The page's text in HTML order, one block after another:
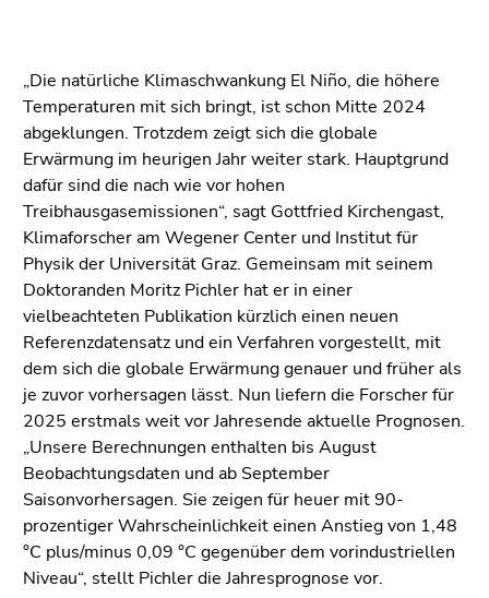
„Die natürliche Klimaschwankung El Niño, die höhere
Temperaturen mit sich bringt, ist schon Mitte 2024
abgeklungen. Trotzdem zeigt sich die globale
Erwärmung im heurigen Jahr weiter stark. Hauptgrund
dafür sind die nach wie vor hohen
Treibhausgasemissionen“, sagt Gottfried Kirchengast,
Klimaforscher am Wegener Center und Institut für
Physik der Universität Graz. Gemeinsam mit seinem
Doktoranden Moritz Pichler hat er in einer
vielbeachteten Publikation kürzlich einen neuen
Referenzdatensatz und ein Verfahren vorgestellt, mit
dem sich die globale Erwärmung genauer und früher als
je zuvor vorhersagen lässt. Nun liefern die Forscher für
2025 erstmals weit vor Jahresende aktuelle Prognosen.
„Unsere Berechnungen enthalten bis August
Beobachtungsdaten und ab September
Saisonvorhersagen. Sie zeigen für heuer mit 90-
prozentiger Wahrscheinlichkeit einen Anstieg von 1,48
°C plus/minus 0,09 °C gegenüber dem vorindustriellen
Niveau“, stellt Pichler die Jahresprognose vor.